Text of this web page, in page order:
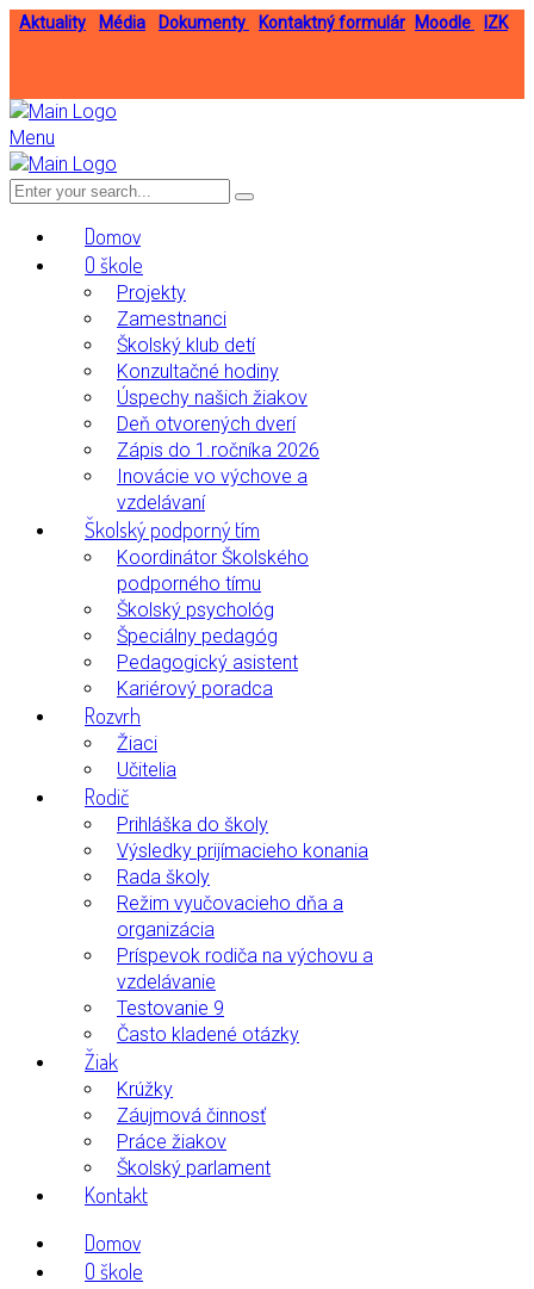
Aktuality Média Dokumenty IZK
Moodle
Kontaktný formulár
Menu
Domov
O škole
Projekty
Zamestnanci
Školský klub detí
Konzultačné hodiny
Úspechy našich žiakov
Deň otvorených dverí
Zápis do 1.ročníka 2026
Inovácie vo výchove a
vzdelávaní
Školský podporný tím
Koordinátor Školského
podporného tímu
Školský psychológ
Špeciálny pedagóg
Pedagogický asistent
Kariérový poradca
Rozvrh
Žiaci
Učitelia
Rodič
Prihláška do školy
Výsledky prijímacieho konania
Rada školy
Režim vyučovacieho dňa a
organizácia
Príspevok rodiča na výchovu a
vzdelávanie
Testovanie 9
Často kladené otázky
Žiak
Krúžky
Záujmová činnosť
Práce žiakov
Školský parlament
Kontakt
Domov
O škole